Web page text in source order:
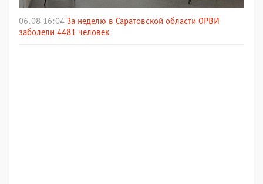
06.08 16:04 За неделю в Саратовской области ОРВИ
заболели 4481 человек